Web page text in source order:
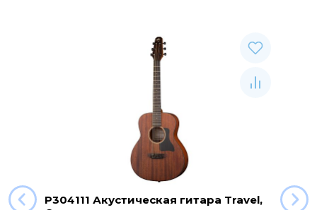
P304111 Акустическая гитара Travel,